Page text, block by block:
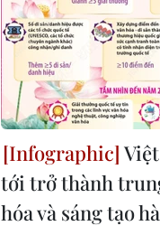
tới trở thành
hóa và sáng tạo